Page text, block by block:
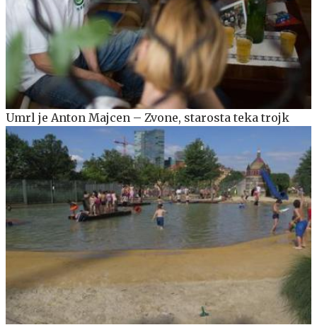
Umrl je Anton Majcen – Zvone, starosta teka trojk